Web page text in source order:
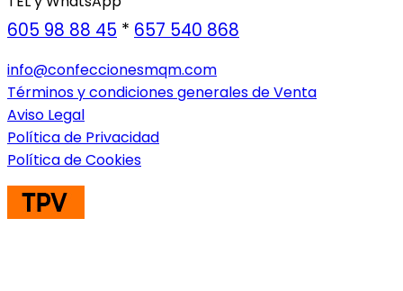
605 98 88 45 * 657 540 868
info@confeccionesmqm.com
Términos y condiciones generales de Venta
Aviso Legal
Política de Privacidad
Política de Cookies